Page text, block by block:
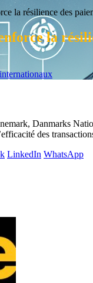
la résilience des
la
Danmarks
des
LinkedIn WhatsApp